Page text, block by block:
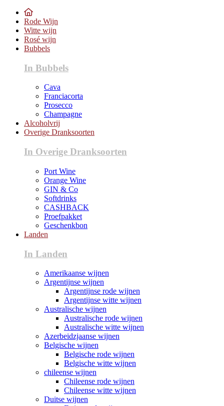
Rode Wijn
Witte wijn
Rosé wijn
Bubbels
In Bubbels
Cava
Franciacorta
Prosecco
Champagne
Alcoholvrij
Overige Dranksoorten
In Overige Dranksoorten
Port Wine
Orange Wine
GIN & Co
Softdrinks
CASHBACK
Proefpakket
Geschenkbon
Landen
In Landen
Amerikaanse wijnen
Argentijnse wijnen
Argentijnse rode wijnen
Argentijnse witte wijnen
Australische wijnen
Australische rode wijnen
Australische witte wijnen
Azerbeidzjaanse wijnen
Belgische wijnen
Belgische rode wijnen
Belgische witte wijnen
chileense wijnen
Chileense rode wijnen
Chileense witte wijnen
Duitse wijnen